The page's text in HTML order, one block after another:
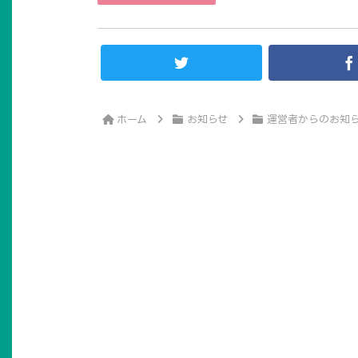
ホーム お知らせ 運営者からのお知